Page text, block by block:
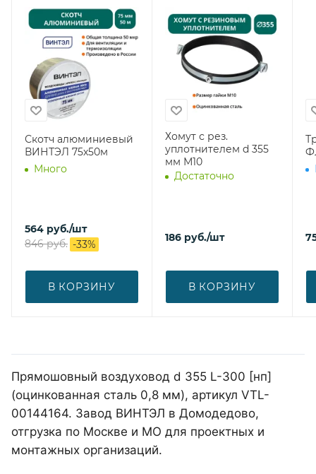
Скотч алюминиевый
ВИНТЭЛ 75х50м
Много
564 руб./шт
846руб. -33%
В КОРЗИНУ
Хомут с рез.
уплотнителем d 355
мм М10
Достаточно
186 руб./шт
В КОРЗИНУ
Прямошовный воздуховод d 355 L-300 [нп]
(оцинкованная сталь 0,8 мм), артикул VTL-
00144164. Завод ВИНТЭЛ в Домодедово,
отгрузка по Москве и МО для проектных и
монтажных организаций.